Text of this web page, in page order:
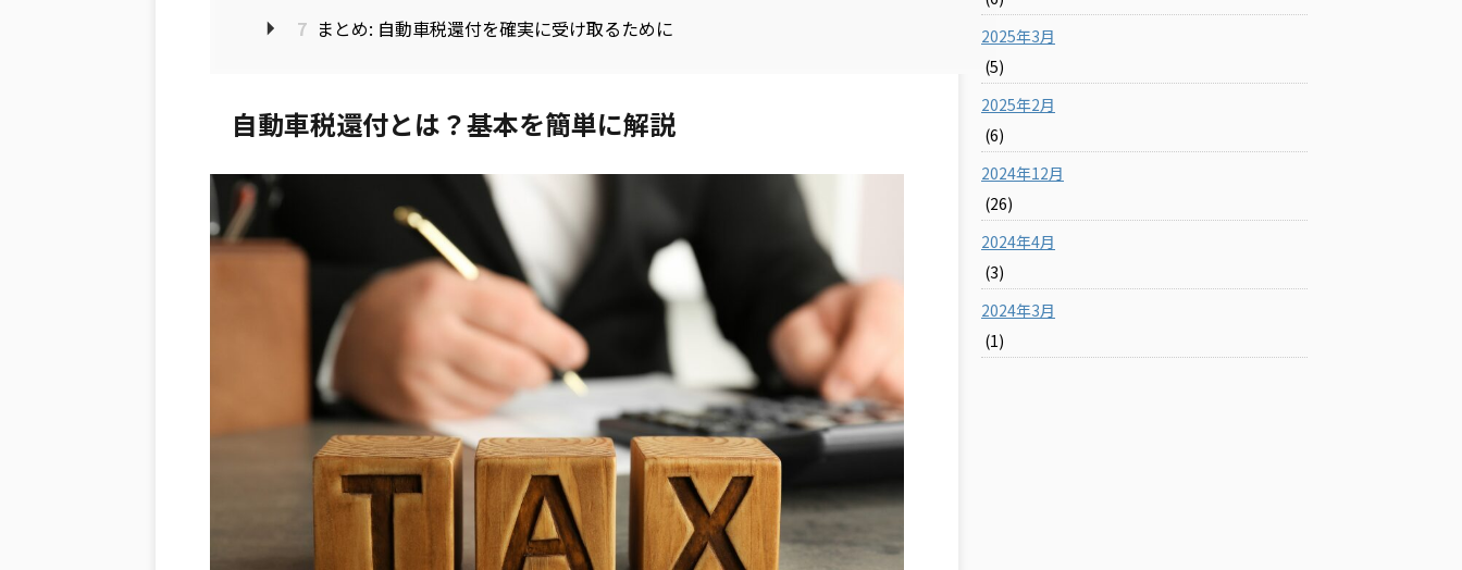
7 まとめ: 自動車税還付を確実に受け取るために
自動車税還付とは？基本を簡単に解説
2025年3月
(5)
2025年2月
(6)
2024年12月
(26)
2024年4月
(3)
2024年3月
(1)